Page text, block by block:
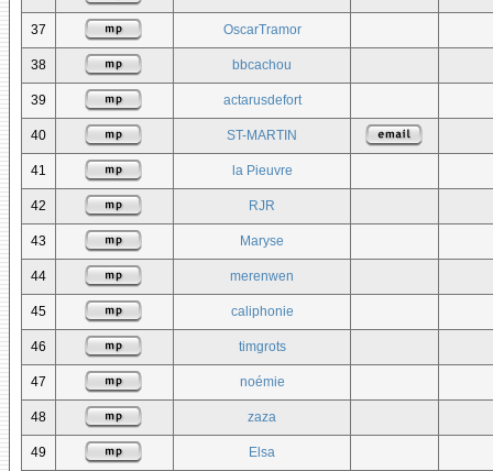
37 OscarTramor
38 bbcachou
39 actarusdefort
40 ST-MARTIN
41 la Pieuvre
42 RJR
43 Maryse
44 merenwen
45 caliphonie
46 timgrots
47 noémie
48 zaza
49 Elsa